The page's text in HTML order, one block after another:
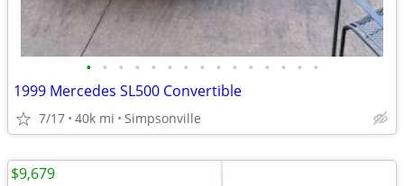
• • • • • • • • • • • • • • •
1999 Mercedes SL500 Convertible
7/17 40k mi Simpsonville
$9,679